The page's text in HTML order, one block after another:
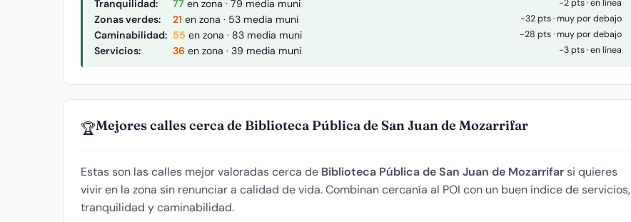
Tranquilidad: 77 en zona · 79 media muni -2 pts · en línea
Zonas verdes: 21 en zona · 53 media muni -32 pts · muy por debajo
Caminabilidad: 55 en zona · 83 media muni -28 pts · muy por debajo
Servicios: 36 en zona · 39 media muni -3 pts · en línea
🏆Mejores calles cerca de Biblioteca Pública de San Juan de Mozarrifar
Estas son las calles mejor valoradas cerca de Biblioteca Pública de San Juan de Mozarrifar si quieres
vivir en la zona sin renunciar a calidad de vida. Combinan cercanía al POI con un buen índice de servicios,
tranquilidad y caminabilidad.